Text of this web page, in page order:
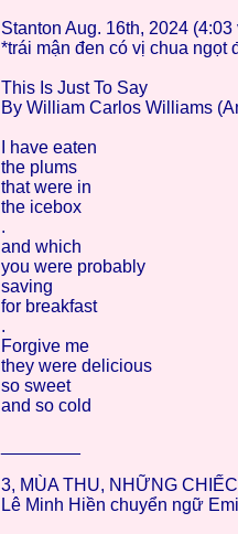
Stanton Aug. 16th, 2024 (4:03
*trái mận đen có vị chua ngọt
This Is Just To Say
By William Carlos Williams
I have eaten
the plums
that were in
the icebox
.
and which
you were probably
saving
for breakfast
.
Forgive me
they were delicious
so sweet
and so cold
3, MÙA THU, NHỮNG
Lê Minh Hiền chuyển ngữ